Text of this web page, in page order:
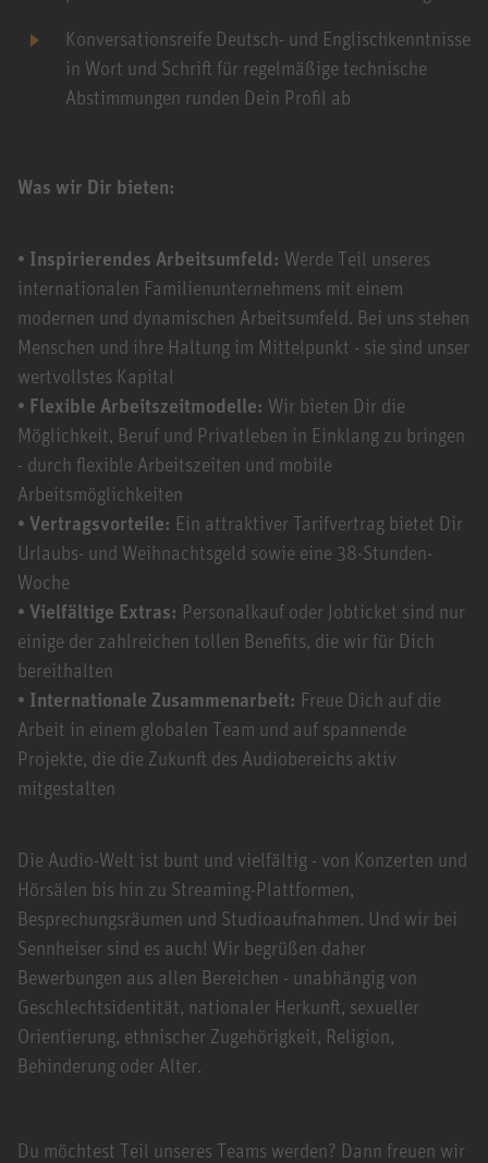
Konversationsreife Deutsch- und Englischkenntnisse
in Wort und Schrift für regelmäßige technische
Abstimmungen runden Dein Profil ab
Was wir Dir bieten:
• Inspirierendes Arbeitsumfeld: Werde Teil unseres
internationalen Familienunternehmens mit einem
modernen und dynamischen Arbeitsumfeld. Bei uns stehen
Menschen und ihre Haltung im Mittelpunkt - sie sind unser
wertvollstes Kapital
• Flexible Arbeitszeitmodelle: Wir bieten Dir die
Möglichkeit, Beruf und Privatleben in Einklang zu bringen
- durch flexible Arbeitszeiten und mobile
Arbeitsmöglichkeiten
• Vertragsvorteile: Ein attraktiver Tarifvertrag bietet Dir
Urlaubs- und Weihnachtsgeld sowie eine 38-Stunden-
Woche
• Vielfältige Extras: Personalkauf oder Jobticket sind nur
einige der zahlreichen tollen Benefits, die wir für Dich
bereithalten
• Internationale Zusammenarbeit: Freue Dich auf die
Arbeit in einem globalen Team und auf spannende
Projekte, die die Zukunft des Audiobereichs aktiv
mitgestalten
Die Audio-Welt ist bunt und vielfältig - von Konzerten und
Hörsälen bis hin zu Streaming-Plattformen,
Besprechungsräumen und Studioaufnahmen. Und wir bei
Sennheiser sind es auch! Wir begrüßen daher
Bewerbungen aus allen Bereichen - unabhängig von
Geschlechtsidentität, nationaler Herkunft, sexueller
Orientierung, ethnischer Zugehörigkeit, Religion,
Behinderung oder Alter.
Du möchtest Teil unseres Teams werden? Dann freuen wir